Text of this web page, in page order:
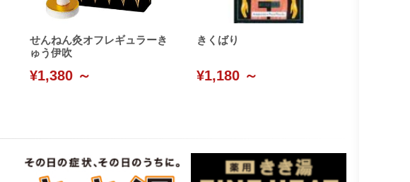
せんねん灸オフレギュラーき
ゅう伊吹
¥1,380 ～
きくばり
¥1,180 ～